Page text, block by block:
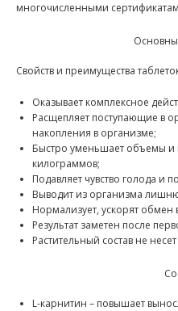
многочисленными
Свойств и преимущества
Оказывает комплексное
Расщепляет поступающие в
накопления в организме;
Быстро уменьшает объемы и
килограммов;
Подавляет чувство голода и
Выводит из организма
Нормализует, ускорят обмен
Результат заметен после
Растительный состав не
L-карнитин – повышает